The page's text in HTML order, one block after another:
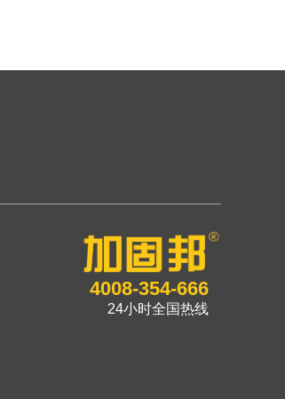
4008-354-666
24小时全国热线